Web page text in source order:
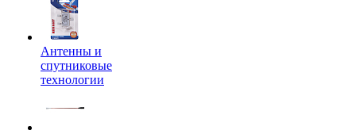
Антенны и
спутниковые
технологии